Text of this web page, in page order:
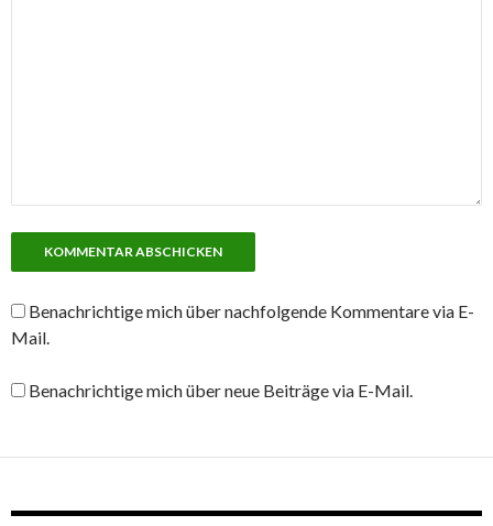
Benachrichtige mich über nachfolgende Kommentare via E-
Mail.
Benachrichtige mich über neue Beiträge via E-Mail.